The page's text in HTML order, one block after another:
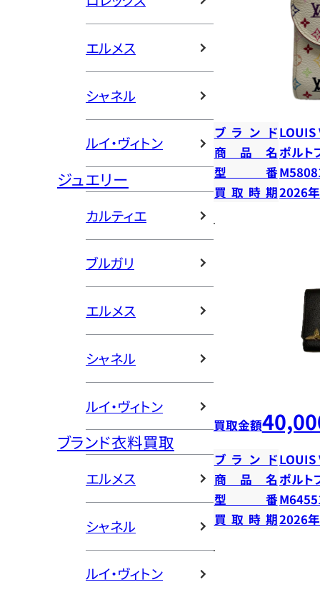
エルメス
シャネル
ルイ・ヴィトン
ジュエリー
カルティエ
ブルガリ
エルメス
シャネル
ルイ・ヴィトン
ブランド衣料買取
エルメス
シャネル
ルイ・ヴィトン
ブランドLOUIS
商品名ポルト
型番
買取時期2026
買取金額
ブランドLOUIS
商品名ポルト
型番
買取時期2026